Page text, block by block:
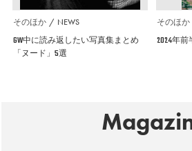
そのほか NEWS
GW中に読み返したい写真集まとめ
「ヌード」5選
そのほか
2024年